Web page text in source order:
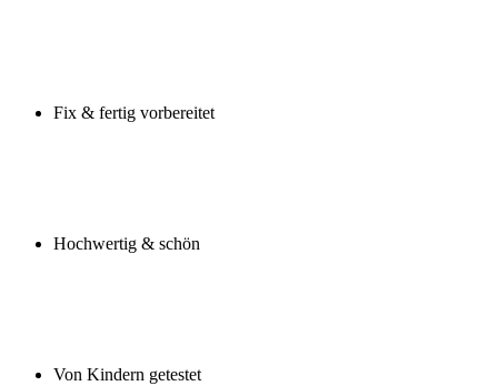
Fix & fertig vorbereitet
Hochwertig & schön
Von Kindern getestet